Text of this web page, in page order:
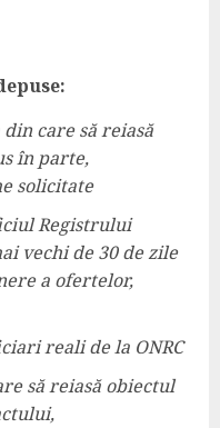
care să reiasă
în parte,
solicitate
Registrului
vechi de 30 de zile
a ofertelor,
reali de la ONRC
să reiasă obiectul